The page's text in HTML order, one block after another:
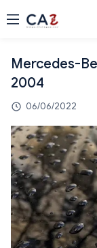
Mercedes-
2004
06/06/2022